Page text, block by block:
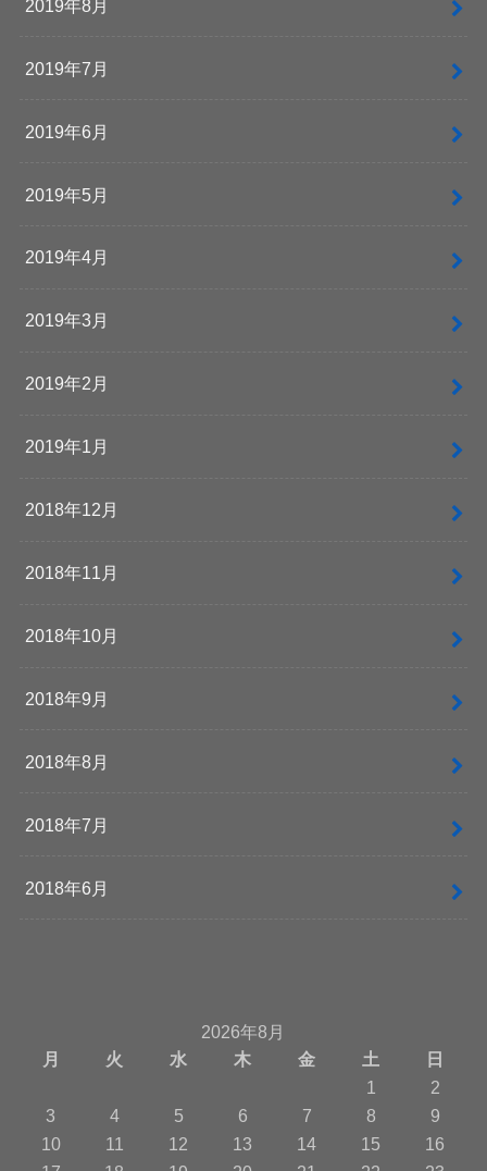
2019年8月
2019年7月
2019年6月
2019年5月
2019年4月
2019年3月
2019年2月
2019年1月
2018年12月
2018年11月
2018年10月
2018年9月
2018年8月
2018年7月
2018年6月
2026年8月
月
火 水 木 金 土
日
1
2
3
4 5 6 7 8
9
10
11 12 13 14 15
16